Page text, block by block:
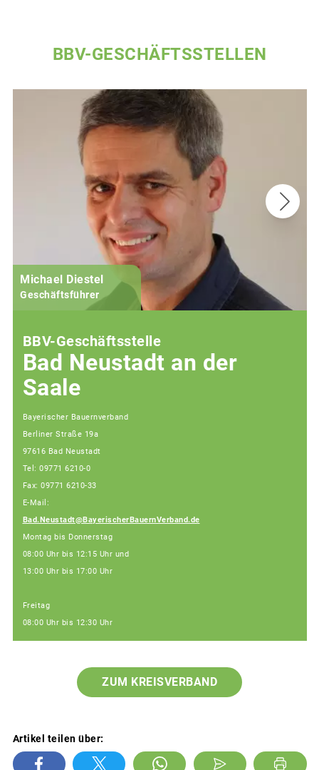
BBV-GESCHÄFTSSTELLEN
Michael Diestel
Geschäftsführer
BBV-Geschäftsstelle
Bad Neustadt an der
Saale
Bayerischer Bauernverband
Berliner Straße 19a
97616 Bad Neustadt
Tel: 09771 6210-0
Fax: 09771 6210-33
E-Mail:
Bad.Neustadt@BayerischerBauernVerband.de
Montag bis Donnerstag
08:00 Uhr bis 12:15 Uhr und
13:00 Uhr bis 17:00 Uhr
Freitag
08:00 Uhr bis 12:30 Uhr
ZUM KREISVERBAND
Artikel teilen über: